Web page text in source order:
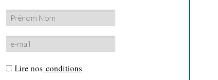
Lire nos conditions